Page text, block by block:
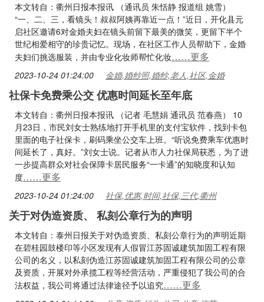
本文转自：衢州日报本报讯 （通讯员 朱恬静 报道组 姚雪）
“一、二、三，看镜头！叔叔阿姨再靠近一点！”近日，开化县元
启社区邀请6对金婚夫妇在镜头前留下最美的微笑，更留下半个
世纪相爱相守的珍贵记忆。现场，在社区工作人员帮助下，金婚
夫妇们挑选服装，并由专业化妆师帮忙化妆……更多
2023-10-24 01:24:00 金婚,婚纱照,婚纱,老人,社区,金婚
社保卡免费乘公交 优惠时间延长至年底
本文转自：衢州日报本报讯 （记者 毛慧娟 通讯员 范春燕） 10
月23日，市民刘女士熟练地打开手机里的支付宝软件，找到卡包
里面的电子社保卡，刷码乘坐公交车上班。“听说免费乘车优惠时
间延长了，真好。”刘女士说。记者从市人力社保局获悉，为了进
一步提高群众对社会保障卡居民服务“一卡通”的知晓度和认知
度……更多
2023-10-24 01:24:00 社保,优惠,时间,社保,三代,衢州
关于对伪造资质、 私刻公章行为的声明
本文转自：泰州日报关于对伪造资质、私刻公章行为的声明近期
在碧桂园鼓楼印等小区发现有人假冒江苏固诚建筑加固工程有限
公司的名义，以私刻伪造江苏固诚建筑加固工程有限公司的公章
及资质，开展对外承揽工程等经营活动，严重侵犯了我公司的合
法权益，我公司将通过法律途径予以追究……更多